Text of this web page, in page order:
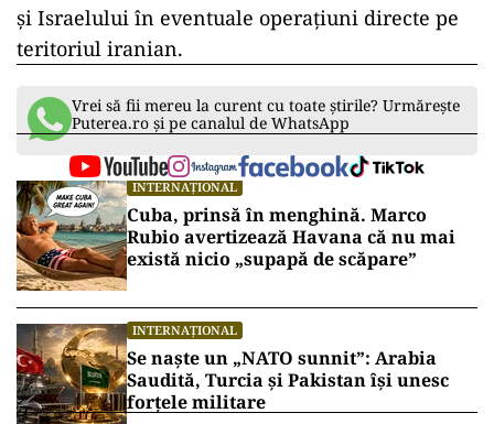
și Israelului în eventuale operațiuni directe pe
teritoriul iranian.
Vrei să fii mereu la curent cu toate știrile? Urmărește
Puterea.ro și pe canalul de WhatsApp
INTERNAȚIONAL
Cuba, prinsă în menghină. Marco
Rubio avertizează Havana că nu mai
există nicio „supapă de scăpare”
INTERNAȚIONAL
Se naște un „NATO sunnit”: Arabia
Saudită, Turcia și Pakistan își unesc
forțele militare